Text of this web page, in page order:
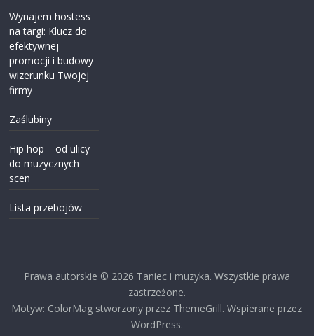
Wynajem hostess
na targi: Klucz do
efektywnej
promocji i budowy
wizerunku Twojej
firmy
Zaślubiny
Hip hop – od ulicy
do muzycznych
scen
Lista przebojów
Prawa autorskie © 2026 Taniec i muzyka. Wszystkie prawa
zastrzeżone.
Motyw: ColorMag stworzony przez ThemeGrill. Wspierane przez
WordPress.